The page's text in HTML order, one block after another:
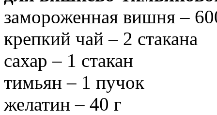
замороженная вишня –
крепкий чай – 2 стакана
сахар – 1 стакан
тимьян – 1 пучок
желатин – 40 г